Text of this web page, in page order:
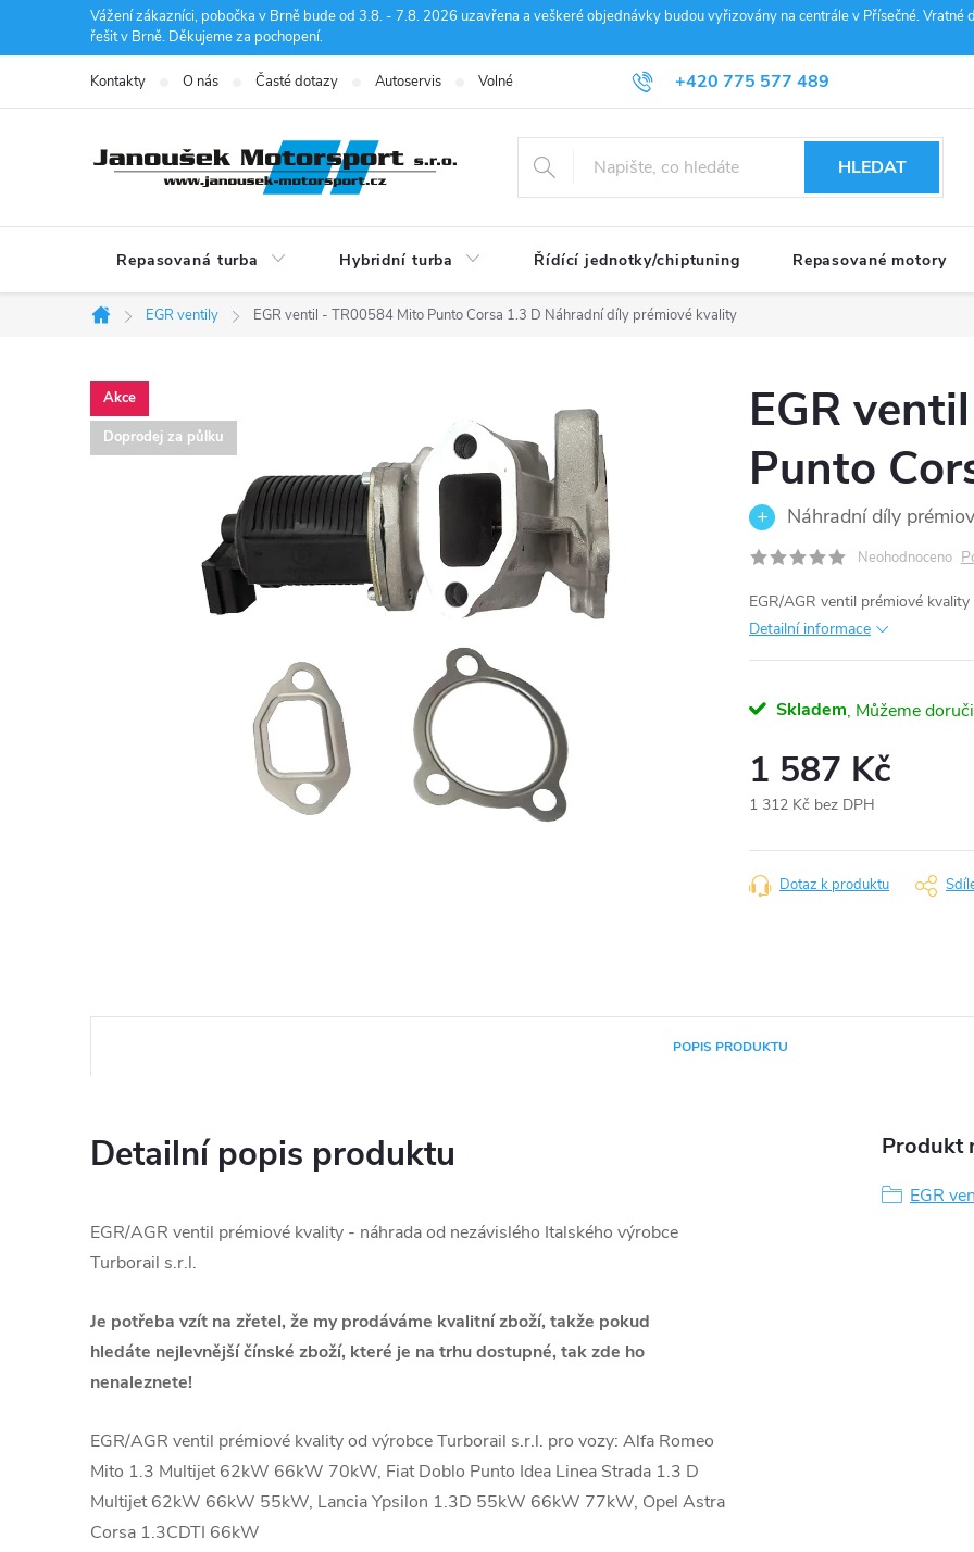
Vážení zákazníci, pobočka v Brně bude od 3.8. - 7.8. 2026 uzavřena a veškeré objednávky budou vyřizovány na centrále v Přísečné.
řešit v Brně. Děkujeme za pochopení.
+420 775 577 489
info@janousek-motorsport.cz
Kontakty O nás Časté dotazy Autoservis Volné pozice Obchodní podmínky Reklamace
HLEDAT
Repasovaná turba Hybridní turba Řídící jednotky/chiptuning Repasované motory
Domů
EGR ventily EGR ventil - TR00584 Mito Punto Corsa 1.3 D Náhradní díly prémiové kvality
Akce
Doprodej za půlku
EGR
Punto
Náhradní díly
Neohodnoceno
EGR/AGR ventil prémiové
Detailní informace
Skladem
1 587 Kč
1 312 Kč bez DPH
cena:
Dotaz k produktu
POPIS PRODUKTU
Detailní popis produktu
EGR/AGR ventil prémiové kvality - náhrada od nezávislého Italského výrobce
Turborail s.r.l.
Je potřeba vzít na zřetel, že my prodáváme kvalitní zboží, takže pokud
hledáte nejlevnější čínské zboží, které je na trhu dostupné, tak zde ho
nenaleznete!
EGR/AGR ventil prémiové kvality od výrobce Turborail s.r.l. pro vozy: Alfa Romeo
Mito 1.3 Multijet 62kW 66kW 70kW, Fiat Doblo Punto Idea Linea Strada 1.3 D
Multijet 62kW 66kW 55kW, Lancia Ypsilon 1.3D 55kW 66kW 77kW, Opel Astra
Corsa 1.3CDTI 66kW
Produkt
EGR